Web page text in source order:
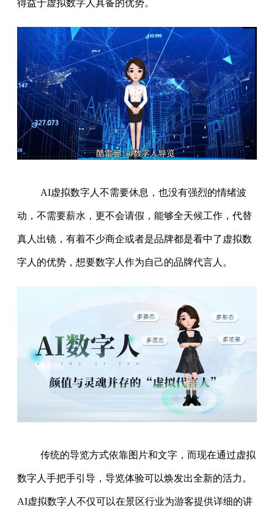
得益于虚拟数字人具备的优势。
AI虚拟数字人不需要休息，也没有强烈的情绪波
动，不需要薪水，更不会请假，能够全天候工作，代替
真人出镜，有着不少商企或者是品牌都是看中了虚拟数
字人的优势，想要数字人作为自己的品牌代言人。
传统的导览方式依靠图片和文字，而现在通过虚拟
数字人手把手引导，导览体验可以焕发出全新的活力。
AI虚拟数字人不仅可以在景区行业为游客提供详细的讲